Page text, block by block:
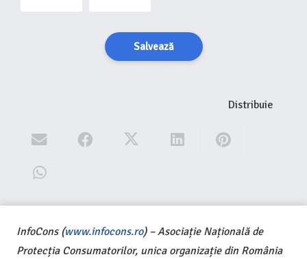
Salvează
Distribuie
InfoCons (www.infocons.ro) – Asociație Națională de
Protecția Consumatorilor, unica organizație din România